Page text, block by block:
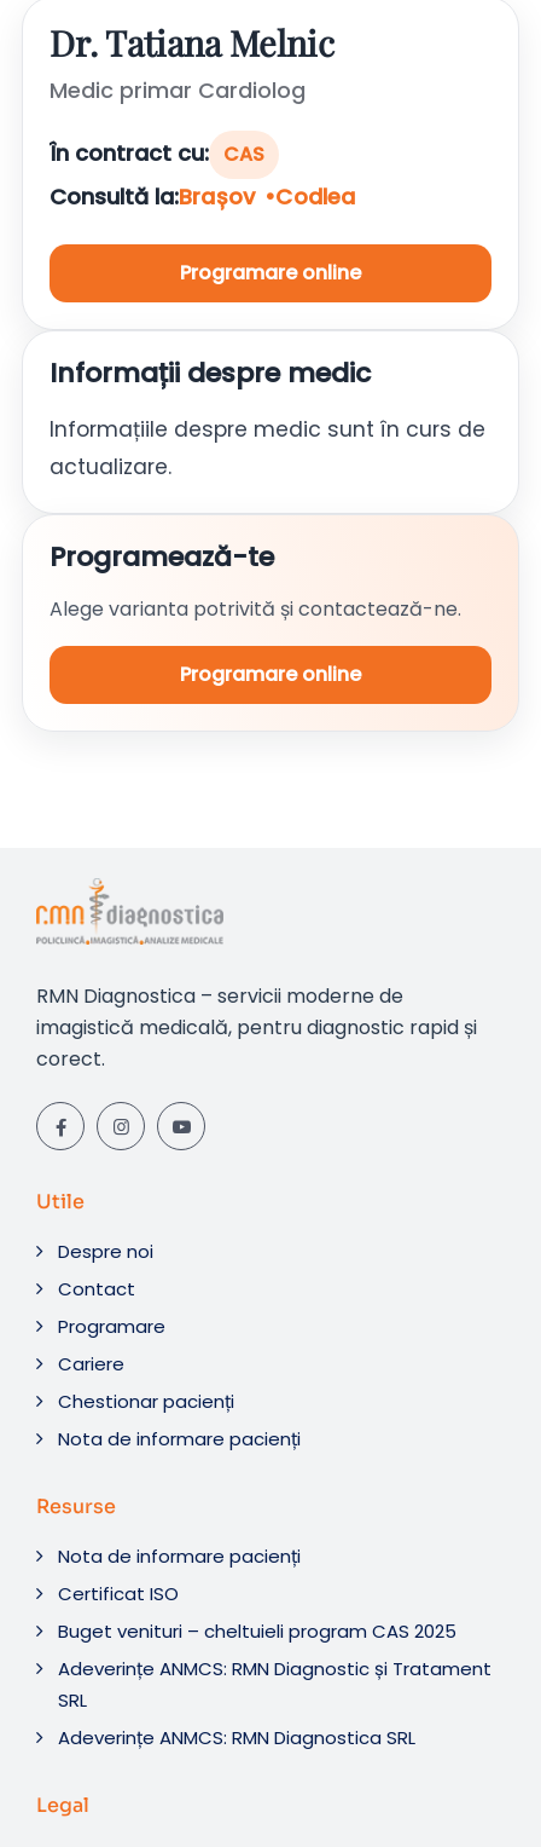
Dr. Tatiana Melnic
Medic primar Cardiolog
În contract cu: CAS
Consultă la:Brașov Codlea
Programare online
Informații despre medic
Informațiile despre medic sunt în curs de
actualizare.
Programează-te
Alege varianta potrivită și contactează-ne.
Programare online
RMN Diagnostica – servicii moderne de
imagistică medicală, pentru diagnostic rapid și
corect.
Utile
Despre noi
Contact
Programare
Cariere
Chestionar pacienți
Nota de informare pacienți
Resurse
Nota de informare pacienți
Certificat ISO
Buget venituri – cheltuieli program CAS 2025
Adeverințe ANMCS: RMN Diagnostic și Tratament
SRL
Adeverințe ANMCS: RMN Diagnostica SRL
Legal